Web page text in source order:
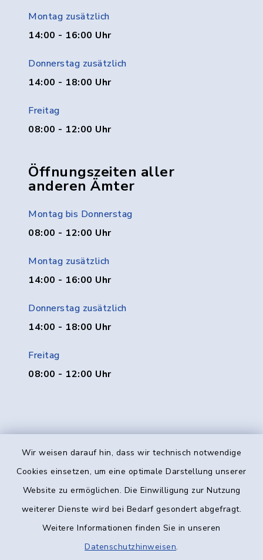
Wir weisen darauf hin, dass wir technisch notwendige
Cookies einsetzen, um eine optimale Darstellung unserer
Website zu ermöglichen. Die Einwilligung zur Nutzung
weiterer Dienste wird bei Bedarf gesondert abgefragt.
Weitere Informationen finden Sie in unseren
Datenschutzhinweisen.
Montag zusätzlich
14:00 - 16:00 Uhr
Donnerstag zusätzlich
14:00 - 18:00 Uhr
Freitag
08:00 - 12:00 Uhr
Öffnungszeiten aller
anderen Ämter
Montag bis Donnerstag
08:00 - 12:00 Uhr
Montag zusätzlich
14:00 - 16:00 Uhr
Donnerstag zusätzlich
14:00 - 18:00 Uhr
Freitag
08:00 - 12:00 Uhr
Kontakt
Datenschutz